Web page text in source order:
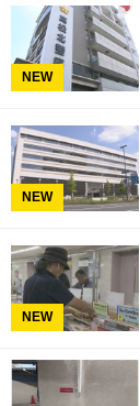
NEW
NEW
NEW